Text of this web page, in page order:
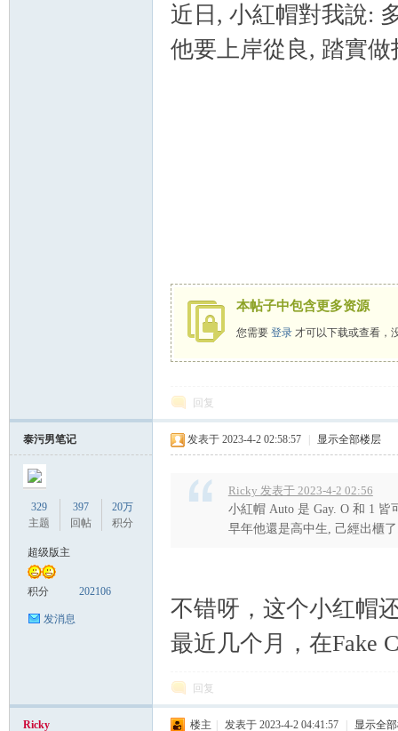
近日, 小紅帽對我說:
他要上岸從良, 踏實
本帖子中包含更多资源
您需要 登录才可以下载或查看，
回复
泰污男笔记
329
主题
397
回帖
20万
积分
超级版主
积分 202106
发消息
发表于 2023-4-2 02:58:57 显示全部楼层
Ricky 发表于 2023-4-2 02:56
小紅帽 Auto 是 Gay. O 和 1 皆
早年他還是高中生, 己經出櫃
不错呀，这个小红帽
最近几个月，在Fake
回复
Ricky 楼主 发表于 2023-4-2 04:41:57 显示全